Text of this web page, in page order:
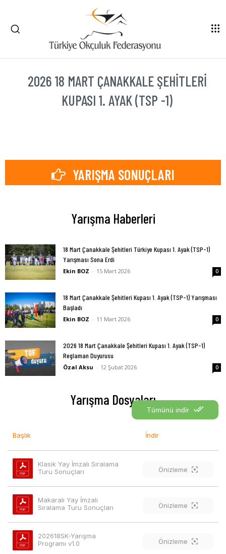
2026 18 MART ÇANAKKALE ŞEHITLERI
KUPASI 1. AYAK (TSP -1)
YARIŞMA SONUÇLARI
Yarışma Haberleri
18 Mart Çanakkale Şehitleri Türkiye Kupası 1. Ayak (TSP-1)
Yarışması Sona Erdi
Ekin BOZ - 15 Mart 2026 0
18 Mart Çanakkale Şehitleri Kupası 1. Ayak (TSP-1) Yarışması
Başladı
Ekin BOZ - 11 Mart 2026 0
2026 18 Mart Çanakkale Şehitleri Kupası 1. Ayak (TSP-1)
Reglaman Duyurusu
Özal Aksu - 12 Şubat 2026 0
Yarışma Dosyaları
Tümünü indir
Başlık İndir
Klasik Yay İmzalı Sıralama
Turu Sonuçları
Önizleme
Makaralı Yay İmzalı
Sıralama Turu Sonuçları
Önizleme
202618SK-Yarışma
Programı v1.0
Önizleme